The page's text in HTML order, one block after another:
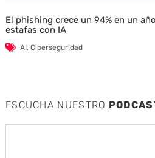
El phishing crece un 94% en un
estafas con IA
AI, Ciberseguridad
ESCUCHA NUESTRO